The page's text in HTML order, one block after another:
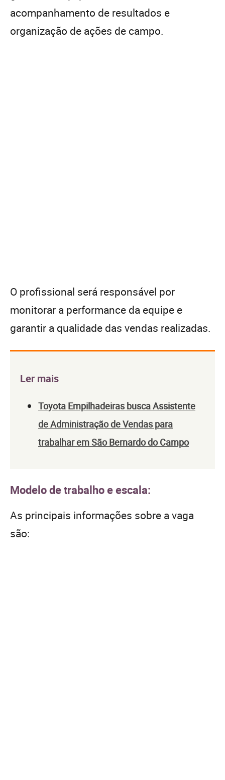
acompanhamento de resultados e
organização de ações de campo.
O profissional será responsável por
monitorar a performance da equipe e
garantir a qualidade das vendas realizadas.
Ler mais
Toyota Empilhadeiras busca Assistente
de Administração de Vendas para
trabalhar em São Bernardo do Campo
Modelo de trabalho e escala:
As principais informações sobre a vaga
são: